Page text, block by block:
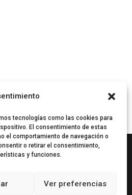
tecnologías como las cookies para
El consentimiento de estas
el comportamiento de navegación o
o retirar el consentimiento,
y funciones.
Ver preferencias